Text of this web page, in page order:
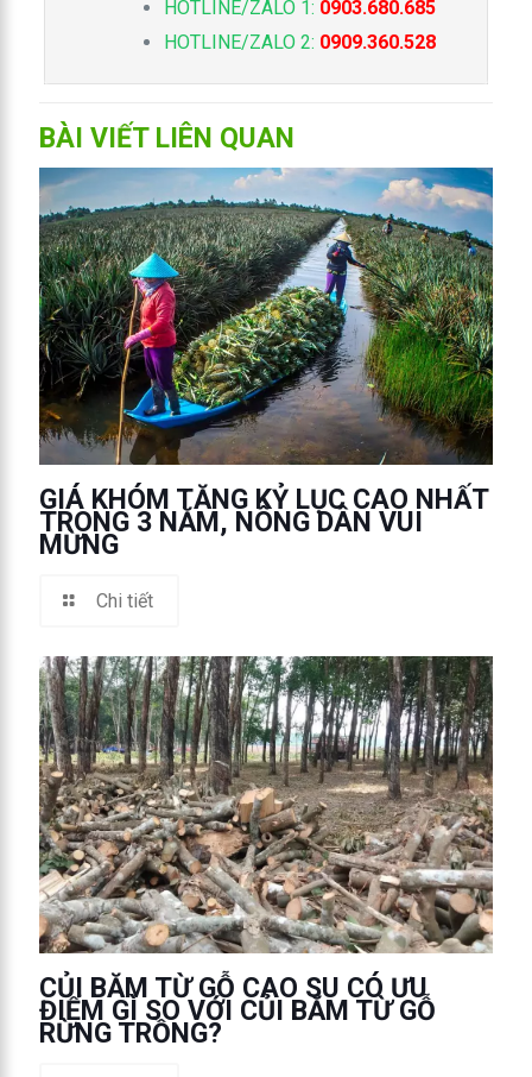
HOTLINE/ZALO 1: 0903.680.685
HOTLINE/ZALO 2: 0909.360.528
BÀI VIẾT LIÊN QUAN
GIÁ KHÓM TĂNG KỶ LỤC CAO NHẤT
TRONG 3 NĂM, NÔNG DÂN VUI
MỪNG
Chi tiết
CỦI BĂM TỪ GỖ CAO SU CÓ ƯU
ĐIỂM GÌ SO VỚI CỦI BĂM TỪ GỖ
RỪNG TRỒNG?